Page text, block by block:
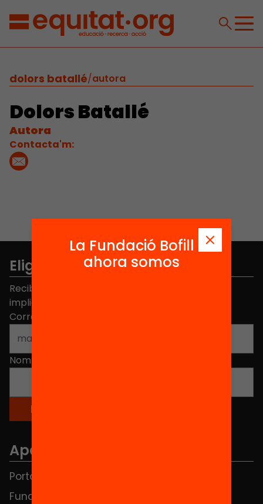
dolors batallé/autora
Dolors Batallé
Autora
Contacta'm:
Elige equidad
Recibe contenidos, iniciativas y proyectos para
implicarte.
Correo electrónico
Nombre
Apartados
Portada
Fundación
La Fundació Bofill
ahora somos